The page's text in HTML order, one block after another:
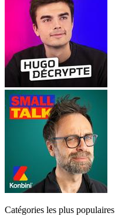
Catégories les plus populaires